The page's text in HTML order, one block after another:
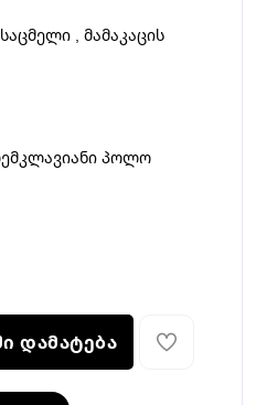
მამაკაცის
პოლო
დამატება